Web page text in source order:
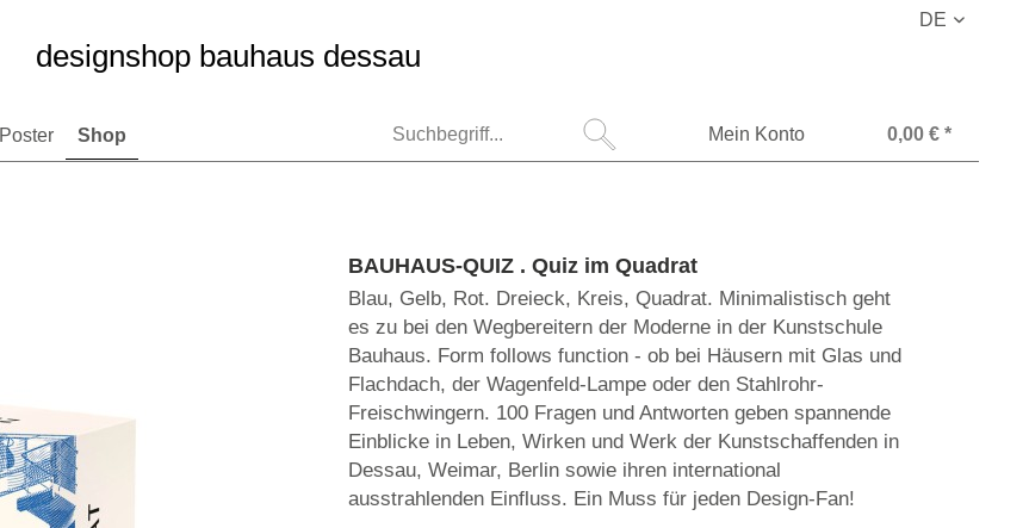
DE
designshop bauhaus dessau
Poster Shop Mein Konto 0,00 € *
BAUHAUS-QUIZ . Quiz im Quadrat
Blau, Gelb, Rot. Dreieck, Kreis, Quadrat. Minimalistisch geht
es zu bei den Wegbereitern der Moderne in der Kunstschule
Bauhaus. Form follows function - ob bei Häusern mit Glas und
Flachdach, der Wagenfeld-Lampe oder den Stahlrohr-
Freischwingern. 100 Fragen und Antworten geben spannende
Einblicke in Leben, Wirken und Werk der Kunstschaffenden in
Dessau, Weimar, Berlin sowie ihren international
ausstrahlenden Einfluss. Ein Muss für jeden Design-Fan!